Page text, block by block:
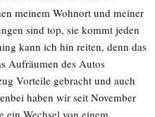
meinem Wohnort und meiner
sind top, sie kommt jeden
kann ich hin reiten, denn das
Aufräumen des Autos
Vorteile gebracht und auch
haben wir seit November
ein Wechsel von einem